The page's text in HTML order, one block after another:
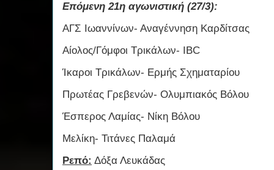
Επόμενη 21η αγωνιστική (27/3):
ΑΓΣ Ιωαννίνων- Αναγέννηση Καρδίτσας
Αίολος/Γόμφοι Τρικάλων- IBC
Ίκαροι Τρικάλων- Ερμής Σχηματαρίου
Πρωτέας Γρεβενών- Ολυμπιακός Βόλου
Έσπερος Λαμίας- Νίκη Βόλου
Μελίκη- Τιτάνες Παλαμά
Ρεπό: Δόξα Λευκάδας